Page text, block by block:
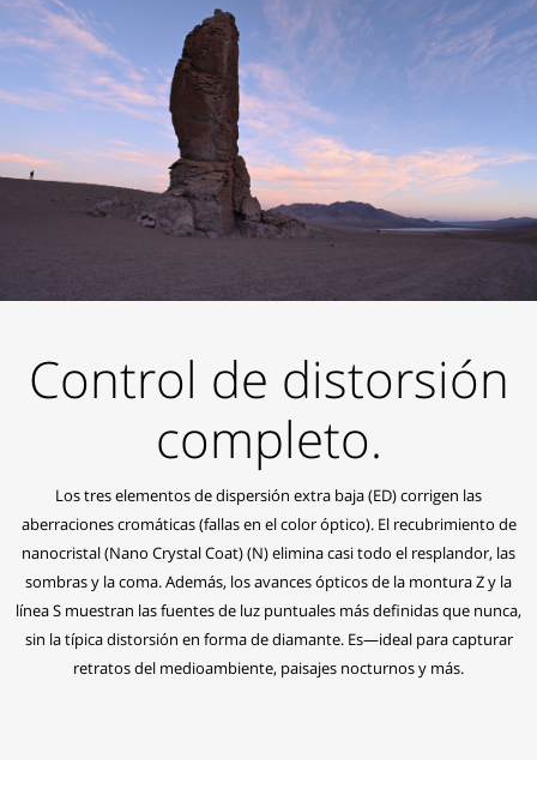
Control de distorsión
completo.
Los tres elementos de dispersión extra baja (ED) corrigen las
aberraciones cromáticas (fallas en el color óptico). El recubrimiento de
nanocristal (Nano Crystal Coat) (N) elimina casi todo el resplandor, las
sombras y la coma. Además, los avances ópticos de la montura Z y la
línea S muestran las fuentes de luz puntuales más definidas que nunca,
sin la típica distorsión en forma de diamante. Es—ideal para capturar
retratos del medioambiente, paisajes nocturnos y más.